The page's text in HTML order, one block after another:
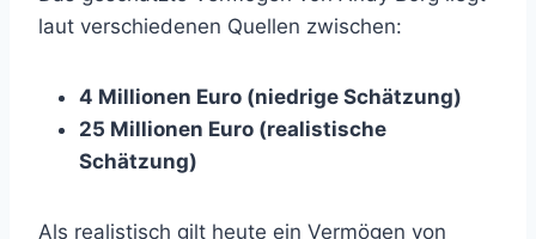
laut verschiedenen Quellen zwischen:
4 Millionen Euro (niedrige Schätzung)
25 Millionen Euro (realistische
Schätzung)
Als realistisch gilt heute ein Vermögen von